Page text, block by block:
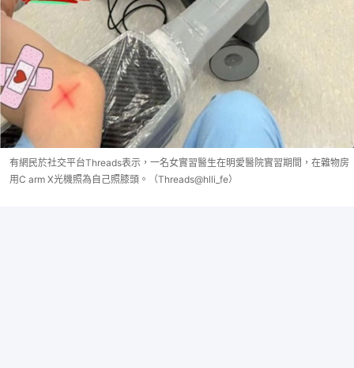
有網民於社交平台Threads表示，一名女實習醫生在明愛醫院實習期間，在雜物房
用C arm X光機照為自己照膝頭。（Threads@hlli_fe）